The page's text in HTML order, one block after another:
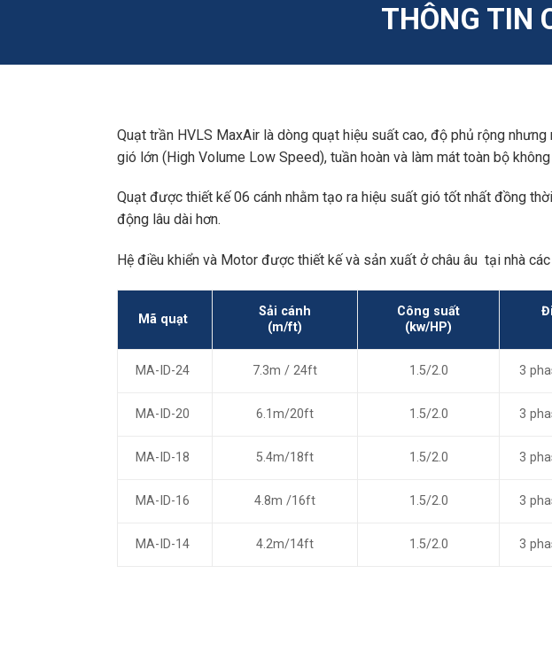
THÔNG TIN
Quạt trần HVLS MaxAir là dòng quạt hiệu suất cao, độ phủ rộng
gió lớn (High Volume Low Speed), tuần hoàn và làm mát toàn bộ
Quạt được thiết kế 06 cánh nhằm tạo ra hiệu suất gió tốt nhất đồng
động lâu dài hơn.
Hệ điều khiển và Motor được thiết kế và sản xuất ở châu âu tại nhà
Mã quạt
Sải cánh
(m/ft)
Công suất
(kw/HP)
MA-ID-24 7.3m / 24ft 1.5/2.0 3
MA-ID-20 6.1m/20ft 1.5/2.0 3
MA-ID-18 5.4m/18ft 1.5/2.0 3
MA-ID-16 4.8m /16ft 1.5/2.0 3
MA-ID-14 4.2m/14ft 1.5/2.0 3